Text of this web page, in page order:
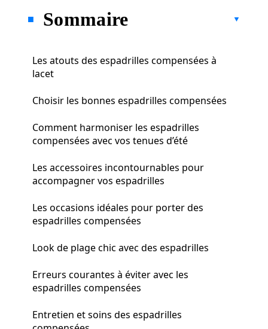
Sommaire
Les atouts des espadrilles compensées à
lacet
Choisir les bonnes espadrilles compensées
Comment harmoniser les espadrilles
compensées avec vos tenues d’été
Les accessoires incontournables pour
accompagner vos espadrilles
Les occasions idéales pour porter des
espadrilles compensées
Look de plage chic avec des espadrilles
Erreurs courantes à éviter avec les
espadrilles compensées
Entretien et soins des espadrilles